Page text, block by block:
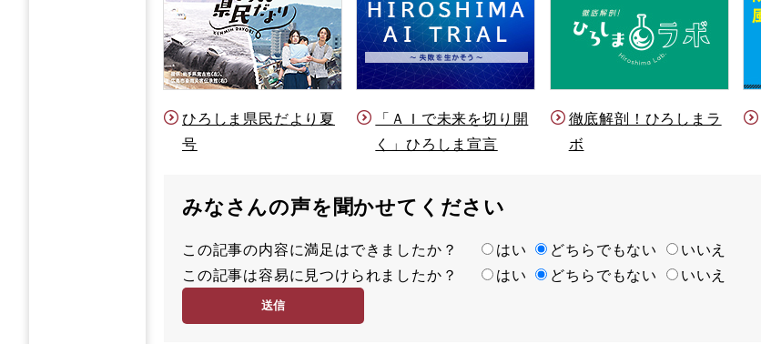
ひろしま県民だより夏
号
「ＡＩで未来を切り開
く」ひろしま宣言
徹底解剖！ひろしまラ
ボ
みなさんの声を聞かせてください
満
足
この記事の内容に満足はできましたか？ はい どちらでもない
いいえ
容
度
この記事は容易に見つけられましたか？ はい どちらでもない いいえ